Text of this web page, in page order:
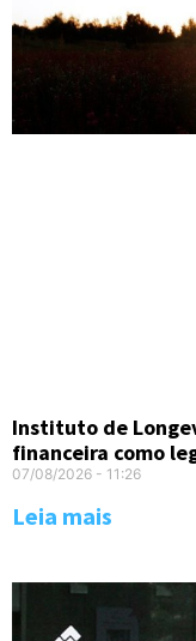
Instituto de
financeira como
07/08/2026 11:26
Leia mais